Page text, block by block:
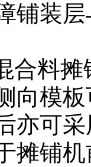
铺装
合料
向模
亦可
摊铺